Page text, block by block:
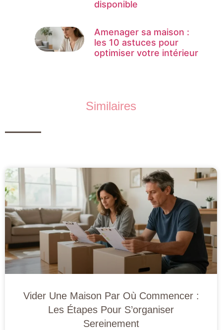
disponible
Amenager sa maison :
les 10 astuces pour
optimiser votre intérieur
Similaires
Vider Une Maison Par Où Commencer :
Les Étapes Pour S’organiser
Sereinement